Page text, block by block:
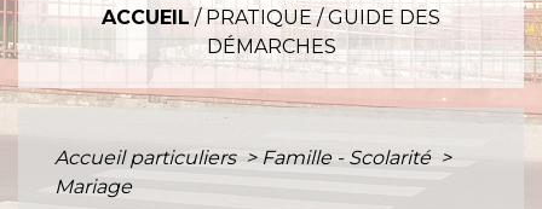
ACCUEIL /PRATIQUE/GUIDE DES
DÉMARCHES
Accueil particuliers > Famille - Scolarité >
Mariage